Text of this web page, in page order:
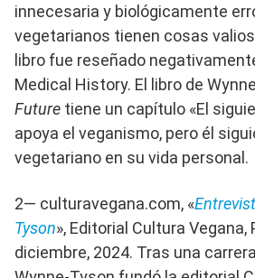
innecesaria y biológicamente
vegetarianos tienen cosas
libro fue reseñado
Medical History. El libro de
Future tiene un capítulo «El
apoya el veganismo, pero él
vegetariano en su vida personal.
2— culturavegana.com, «
Tyson», Editorial Cultura Vegana,
diciembre, 2024. Tras una